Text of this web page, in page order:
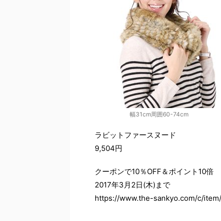
幅31cm周囲60-74cm
ラビットファースヌード
9,504円
クーポンで10％OFF＆ポイント10倍
2017年3月2日(木)まで
https://www.the-sankyo.com/c/